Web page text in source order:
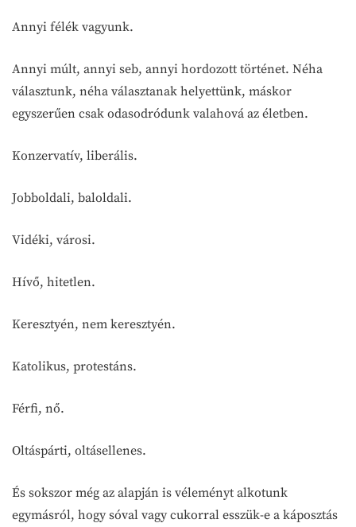
Annyi félék vagyunk.
Annyi múlt, annyi seb, annyi hordozott történet. Néha
választunk, néha választanak helyettünk, máskor
egyszerűen csak odasodródunk valahová az életben.
Konzervatív, liberális.
Jobboldali, baloldali.
Vidéki, városi.
Hívő, hitetlen.
Keresztyén, nem keresztyén.
Katolikus, protestáns.
Férfi, nő.
Oltáspárti, oltásellenes.
És sokszor még az alapján is véleményt alkotunk
egymásról, hogy sóval vagy cukorral esszük-e a káposztás